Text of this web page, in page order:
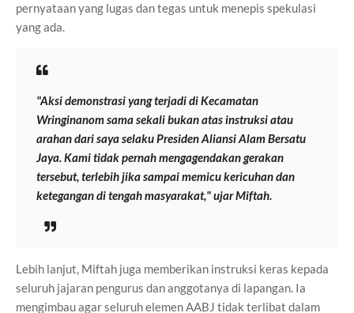
pernyataan yang lugas dan tegas untuk menepis spekulasi
yang ada.
"Aksi demonstrasi yang terjadi di Kecamatan
Wringinanom sama sekali bukan atas instruksi atau
arahan dari saya selaku Presiden Aliansi Alam Bersatu
Jaya. Kami tidak pernah mengagendakan gerakan
tersebut, terlebih jika sampai memicu kericuhan dan
ketegangan di tengah masyarakat," ujar Miftah.
Lebih lanjut, Miftah juga memberikan instruksi keras kepada
seluruh jajaran pengurus dan anggotanya di lapangan. Ia
mengimbau agar seluruh elemen AABJ tidak terlibat dalam